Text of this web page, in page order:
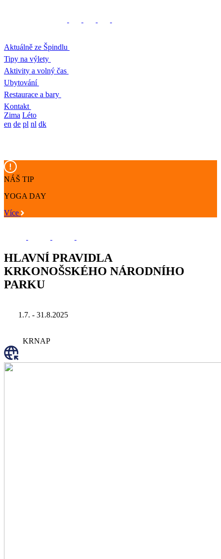
Aktuálně ze Špindlu
Tipy na výlety
Aktivity a volný čas
Ubytování
Restaurace a bary
Kontakt
Zima Léto
en de pl nl dk
NÁŠ TIP
YOGA DAY
Více
HLAVNÍ PRAVIDLA
KRKONOŠSKÉHO NÁRODNÍHO
PARKU
1.7. - 31.8.2025
KRNAP